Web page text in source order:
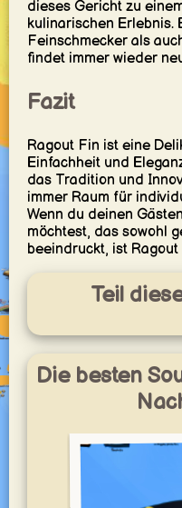
dieses Gericht zu
kulinarischen Erlebnis.
Feinschmecker als
findet immer wieder
Fazit
Ragout Fin ist eine
Einfachheit und
das Tradition und
immer Raum für
Wenn du deinen
möchtest, das sowohl
beeindruckt, ist
Teil
Die besten